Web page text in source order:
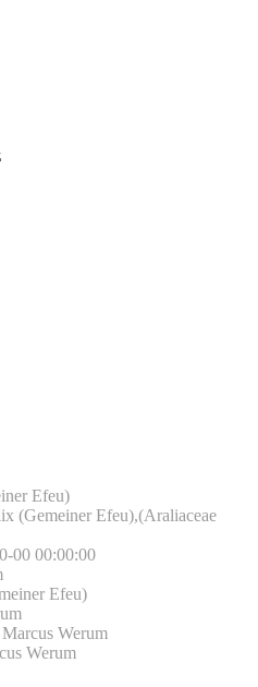
Efeu)
(Gemeiner Efeu),(Araliaceae
00 00:00:00
Efeu)
Werum
Werum